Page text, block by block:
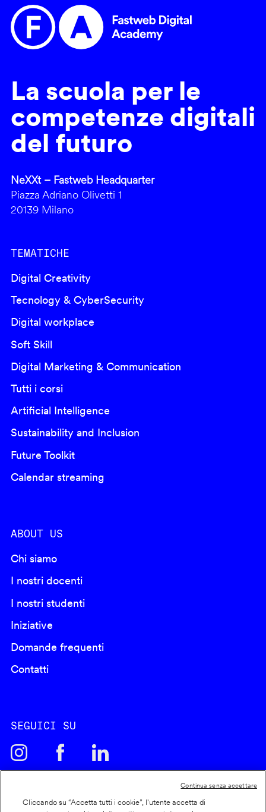
La scuola per le
competenze digitali
del futuro
NeXXt – Fastweb Headquarter
Piazza Adriano Olivetti 1
20139 Milano
TEMATICHE
Digital Creativity
Tecnology & CyberSecurity
Digital workplace
Soft Skill
Digital Marketing & Communication
Tutti i corsi
Artificial Intelligence
Sustainability and Inclusion
Future Toolkit
Calendar streaming
ABOUT US
Chi siamo
I nostri docenti
I nostri studenti
Iniziative
Domande frequenti
Contatti
SEGUICI SU
Cliccando su “Accetta tutti i cookie”, l'utente accetta di
Continua senza accettare